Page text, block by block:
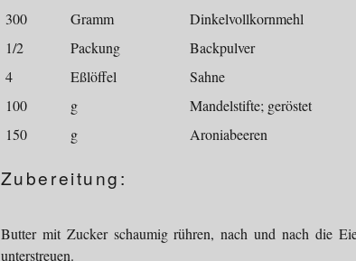
300
Gramm
Dinkelvollkornmehl
1/2
Packung
Backpulver
4
Eßlöffel
Sahne
100
g
Mandelstifte; geröstet
150
g Aroniabeeren
Zubereitung:
Butter mit Zucker schaumig rühren, nach und nach die
unterstreuen.